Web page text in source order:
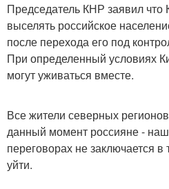
Председатель КНР заявил что
выселять российское
после перехода его под
При определенный условиях
могут уживаться вместе.
Все жители северных
данный момент россияне -
переговорах не заключается
уйти.